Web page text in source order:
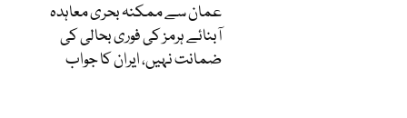
عمان سے ممکنہ بحری معاہدہ
آبنائے ہرمز کی فوری بحالی کی
ضمانت نہیں، ایران کا جواب